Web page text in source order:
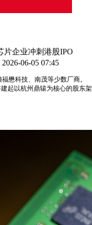
片企业冲刺港股IPO
2026-06-05 07:45
懋科技、南茂等少数厂商。
以杭州鼎辕为核心的股东架